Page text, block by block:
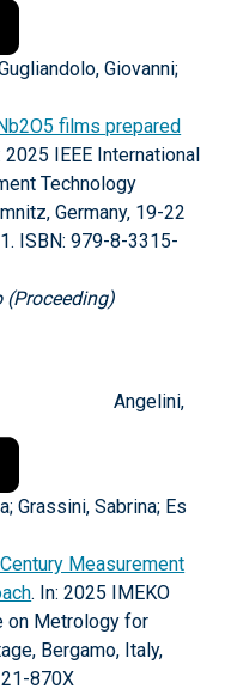
Giovanni;
films prepared
2025 IEEE International
Technology
Germany, 19-22
ISBN: 979-8-3315-
(Proceeding)
Angelini,
Grassini, Sabrina; Es
Measurement
. In: 2025 IMEKO
on Metrology for
Bergamo, Italy,
870X